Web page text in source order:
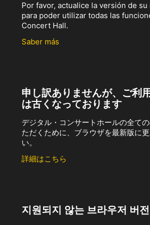
Por favor, actualice la versión de su
para poder utilizar todas las
Concert Hall.
Saber más
申し訳ありませんが、ご利
は古くなっております
デジタル・コンサートホールの全て
ただくために、ブラウザを最新版に
い。
詳細はこちら
지원되지 않는 브라우저 버